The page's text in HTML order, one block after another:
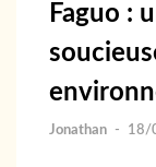
Faguo :
Jonathan - 18/